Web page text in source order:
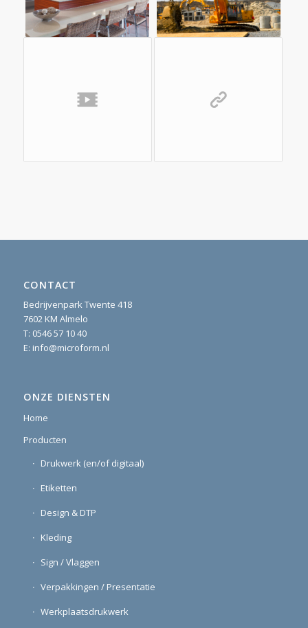
CONTACT
Bedrijvenpark Twente 418
7602 KM Almelo
T: 0546 57 10 40
E: info@microform.nl
ONZE DIENSTEN
Home
Producten
Drukwerk (en/of digitaal)
Etiketten
Design & DTP
Kleding
Sign / Vlaggen
Verpakkingen / Presentatie
Werkplaatsdrukwerk